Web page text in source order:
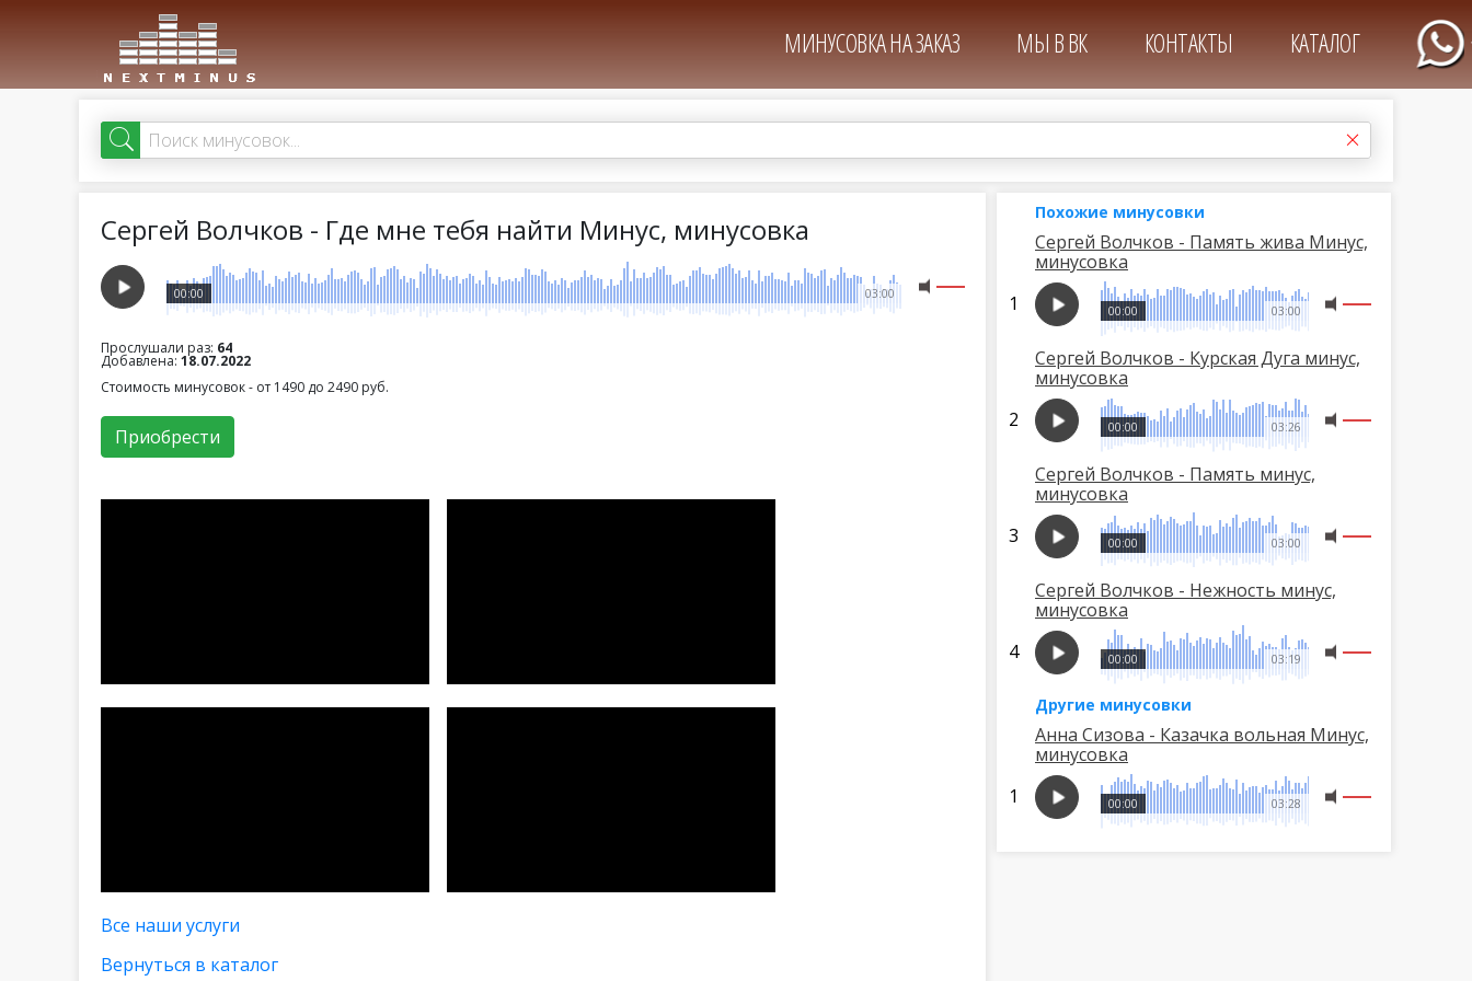
МИНУСОВКА НА ЗАКАЗ МЫ В ВК КОНТАКТЫ КАТАЛОГ
Сергей Волчков - Где мне тебя найти Минус, минусовка
03:00
00:00
Прослушали раз: 64
Добавлена: 18.07.2022
Стоимость минусовок - от 1490 до 2490 руб.
Приобрести
Все наши услуги
Вернуться в каталог
Похожие минусовки
Сергей Волчков - Память жива Минус,
минусовка
03:00
00:00
Сергей Волчков - Курская Дуга минус,
минусовка
03:26
00:00
Сергей Волчков - Память минус,
минусовка
03:00
00:00
Сергей Волчков - Нежность минус,
минусовка
03:19
00:00
Другие минусовки
Анна Сизова - Казачка вольная Минус,
минусовка
03:28
00:00